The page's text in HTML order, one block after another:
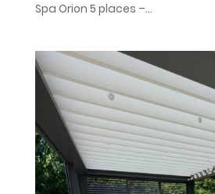
Spa Orion 5 places –...